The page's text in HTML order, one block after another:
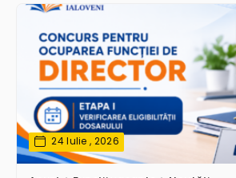
24 Iulie , 2026